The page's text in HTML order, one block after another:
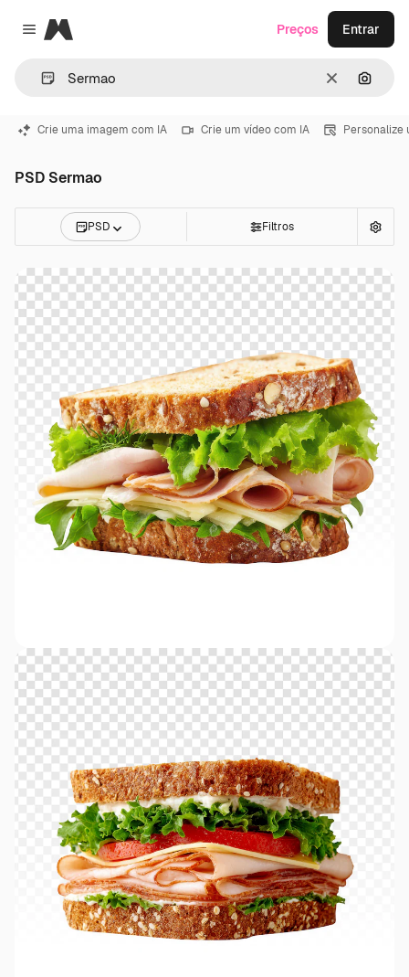
Close menu
Magnific
Limpar
Preços Entrar
Crie uma imagem com IA Crie um vídeo com IA Personalize
PSD Sermao
PSD Filtros